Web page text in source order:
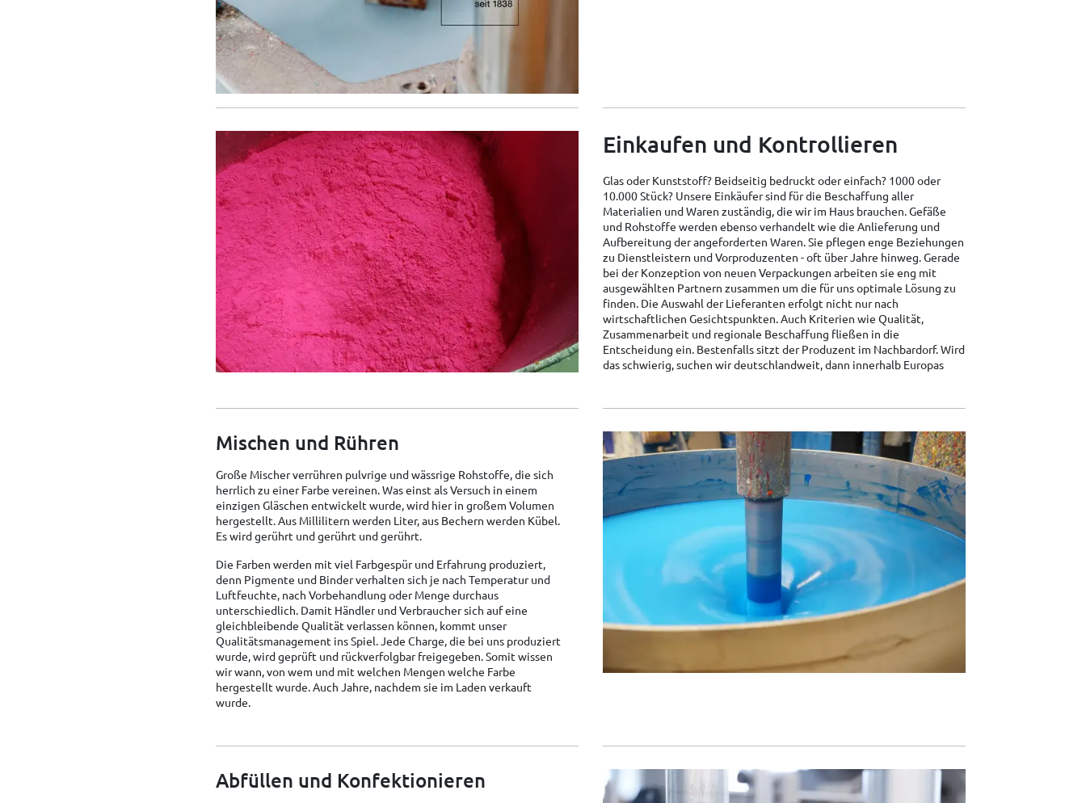
Einkaufen und Kontrollieren
Glas oder Kunststoff? Beidseitig bedruckt oder einfach? 1000 oder
10.000 Stück? Unsere Einkäufer sind für die Beschaffung aller
Materialien und Waren zuständig, die wir im Haus brauchen. Gefäße
und Rohstoffe werden ebenso verhandelt wie die Anlieferung und
Aufbereitung der angeforderten Waren. Sie pflegen enge Beziehungen
zu Dienstleistern und Vorproduzenten - oft über Jahre hinweg. Gerade
bei der Konzeption von neuen Verpackungen arbeiten sie eng mit
ausgewählten Partnern zusammen um die für uns optimale Lösung zu
finden. Die Auswahl der Lieferanten erfolgt nicht nur nach
wirtschaftlichen Gesichtspunkten. Auch Kriterien wie Qualität,
Zusammenarbeit und regionale Beschaffung fließen in die
Entscheidung ein. Bestenfalls sitzt der Produzent im Nachbardorf. Wird
das schwierig, suchen wir deutschlandweit, dann innerhalb Europas
Mischen und Rühren
Große Mischer verrühren pulvrige und wässrige Rohstoffe, die sich
herrlich zu einer Farbe vereinen. Was einst als Versuch in einem
einzigen Gläschen entwickelt wurde, wird hier in großem Volumen
hergestellt. Aus Millilitern werden Liter, aus Bechern werden Kübel.
Es wird gerührt und gerührt und gerührt.
Die Farben werden mit viel Farbgespür und Erfahrung produziert,
denn Pigmente und Binder verhalten sich je nach Temperatur und
Luftfeuchte, nach Vorbehandlung oder Menge durchaus
unterschiedlich. Damit Händler und Verbraucher sich auf eine
gleichbleibende Qualität verlassen können, kommt unser
Qualitätsmanagement ins Spiel. Jede Charge, die bei uns produziert
wurde, wird geprüft und rückverfolgbar freigegeben. Somit wissen
wir wann, von wem und mit welchen Mengen welche Farbe
hergestellt wurde. Auch Jahre, nachdem sie im Laden verkauft
wurde.
Abfüllen und Konfektionieren